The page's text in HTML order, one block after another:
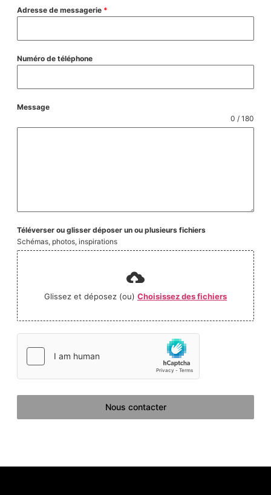
Adresse de messagerie *
Numéro de téléphone
Message
0 / 180
Téléverser ou glisser déposer un ou plusieurs fichiers
Schémas, photos, inspirations
Glissez et déposez (ou) Choisissez des fichiers
Nous contacter